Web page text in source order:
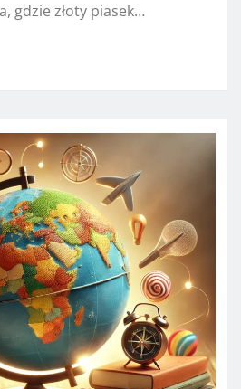
gdzie złoty piasek…